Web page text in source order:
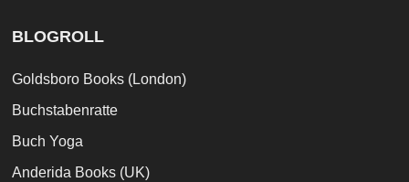
BLOGROLL
Goldsboro Books (London)
Buchstabenratte
Buch Yoga
Anderida Books (UK)